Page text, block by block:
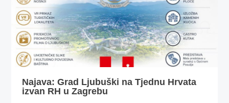
Najava: Grad Ljubuški na Tjednu Hrvata
izvan RH u Zagrebu